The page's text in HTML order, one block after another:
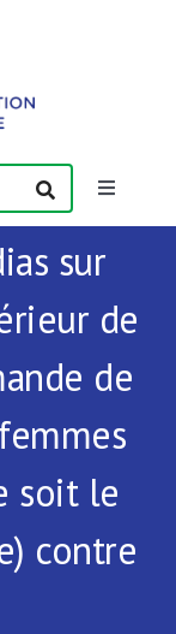
Toggle
sur
de
de
soit le
contre